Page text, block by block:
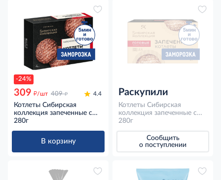
-24%
309 д/шт 409 д 4.4
Котлеты Сибирская
коллекция запеченные с
говядиной замороженные,
280г
В корзину
Раскупили
Котлеты Сибирская
коллекция запеченные с
индейкой замороженные,
280г
Сообщить
о поступлении